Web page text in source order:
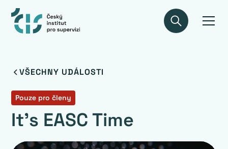
VŠECHNY UDÁLOSTI
Pouze pro členy
It’s EASC Time